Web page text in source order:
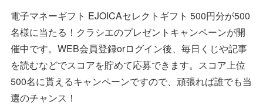
電子マネーギフト EJOICAセレクトギフト 500円分が500
名様に当たる！クラシエのプレゼントキャンペーンが開
催中です。WEB会員登録orログイン後、毎日くじや記事
を読むなどでスコアを貯めて応募できます。スコア上位
500名に貰えるキャンペーンですので、頑張れば誰でも当
選のチャンス！